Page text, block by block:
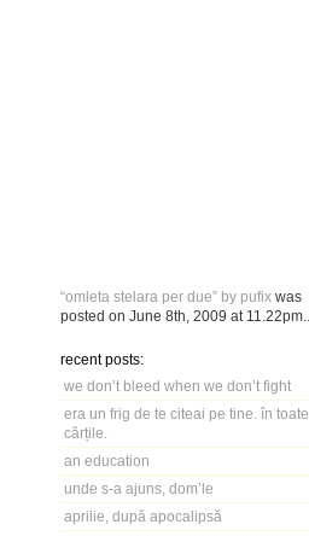
“omleta stelara per due” by pufix was
posted on June 8th, 2009 at 11.22pm
recent posts:
we don’t bleed when we don’t fight
era un frig de te citeai pe tine. în toate
cărțile.
an education
unde s-a ajuns, dom’le
aprilie, după apocalipsă